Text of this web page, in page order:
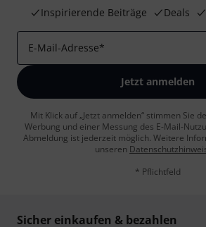
Inspirierende Beiträge
Deals
E-Mail-Adresse*
Jetzt anmelden
Mit Klick auf „Jetzt anmelden“ stimmen Sie
Werbung und einer Messung des E-Mail-
Abmeldung ist jederzeit möglich. Weitere
unseren
* Pflichtfeld
Sicher einkaufen & bezahlen